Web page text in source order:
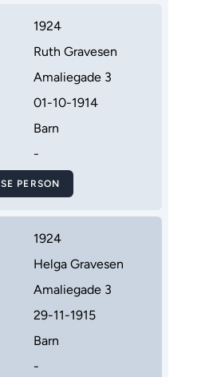
1924
Ruth Gravesen
Amaliegade 3
01-10-1914
Barn
-
SE PERSON
1924
Helga Gravesen
Amaliegade 3
29-11-1915
Barn
-